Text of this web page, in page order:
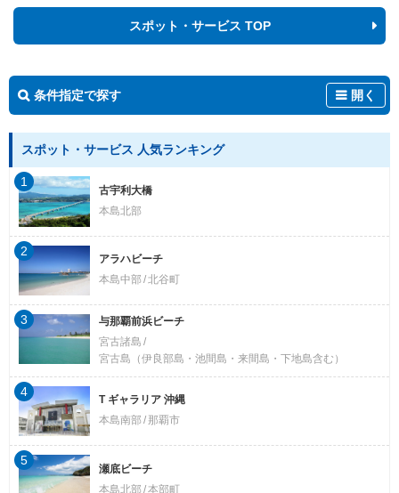
スポット・サービス TOP
条件指定で探す 開く
スポット・サービス 人気ランキング
古宇利大橋
本島北部
1
アラハビーチ
本島中部 北谷町
2
与那覇前浜ビーチ
宮古諸島
宮古島（伊良部島・池間島・来間島・下地島含む）
3
T ギャラリア 沖縄
本島南部
那覇市
4
瀬底ビーチ
本島北部 本部町
5